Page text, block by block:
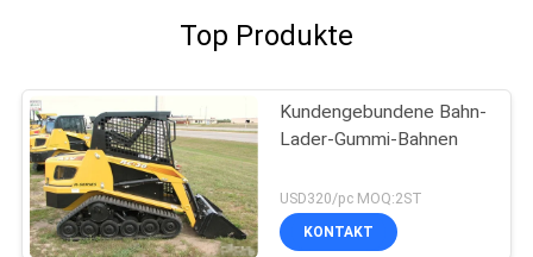
Top Produkte
Kundengebundene Bahn-
Lader-Gummi-Bahnen
USD320/pc MOQ:2ST
KONTAKT